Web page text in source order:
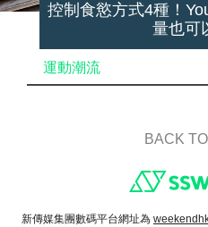
控制食慾方式4種！
量也可
運動潮流
BACK
新傳媒集團數碼平台網址為